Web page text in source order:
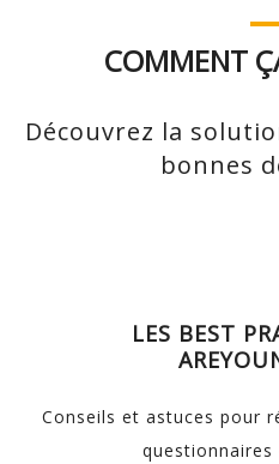
COMMENT
Découvrez la
bonnes
LES BEST
Conseils et astuces pour
questionnaires